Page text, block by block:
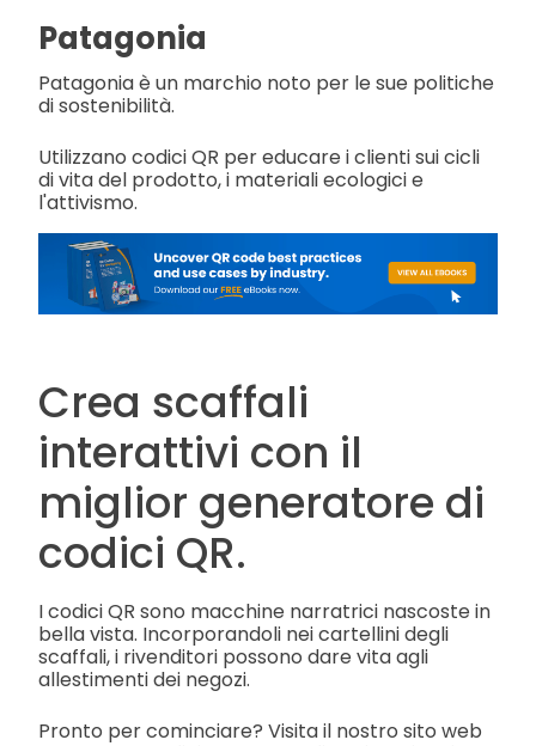
Patagonia
Patagonia è un marchio noto per le sue politiche
di sostenibilità.
Utilizzano codici QR per educare i clienti sui cicli
di vita del prodotto, i materiali ecologici e
l'attivismo.
Crea scaffali
interattivi con il
miglior generatore di
codici QR.
I codici QR sono macchine narratrici nascoste in
bella vista. Incorporandoli nei cartellini degli
scaffali, i rivenditori possono dare vita agli
allestimenti dei negozi.
Pronto per cominciare? Visita il nostro sito web